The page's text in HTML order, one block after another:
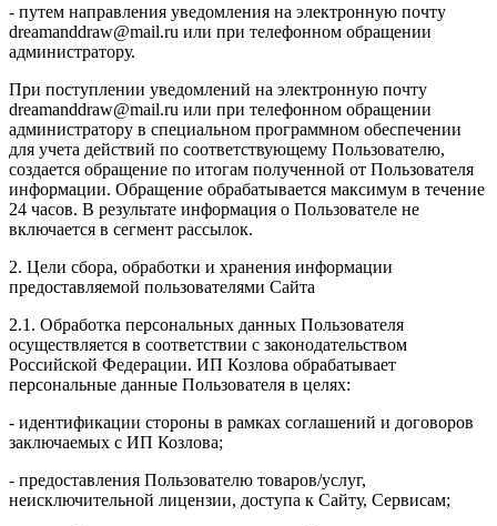
- путем направления уведомления на электронную почту
dreamanddraw@mail.ru или при телефонном обращении
администратору.
При поступлении уведомлений на электронную почту
dreamanddraw@mail.ru или при телефонном обращении
администратору в специальном программном обеспечении
для учета действий по соответствующему Пользователю,
создается обращение по итогам полученной от Пользователя
информации. Обращение обрабатывается максимум в течение
24 часов. В результате информация о Пользователе не
включается в сегмент рассылок.
2. Цели сбора, обработки и хранения информации
предоставляемой пользователями Сайта
2.1. Обработка персональных данных Пользователя
осуществляется в соответствии с законодательством
Российской Федерации. ИП Козловa обрабатывает
персональные данные Пользователя в целях:
- идентификации стороны в рамках соглашений и договоров
заключаемых с ИП Козлова;
- предоставления Пользователю товаров/услуг,
неисключительной лицензии, доступа к Сайту, Сервисам;